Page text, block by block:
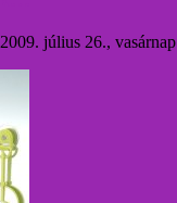
2009. július 26., vasárnap